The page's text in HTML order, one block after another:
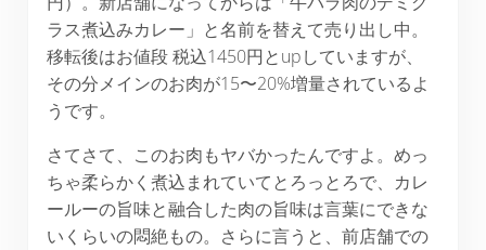
ラス煮込みカレー」と名前を替えて売り出し中。
移転後はお値段 税込1450円とupしていますが、
その分メインのお肉が15〜20%増量されているよ
うです。
さてさて、このお肉もヤバかったんですよ。めっ
ちゃ柔らかく煮込まれていてとろっとろで、カレ
ールーの旨味と融合した肉の旨味は言葉にできな
いくらいの悶絶もの。さらに言うと、前店舗での